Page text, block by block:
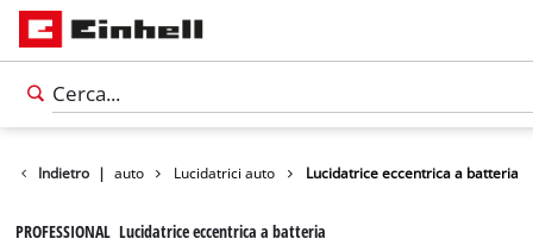
Indietro |
Accessori auto Lucidatrici auto Lucidatrice eccentrica a batteria
PROFESSIONAL Lucidatrice eccentrica a batteria